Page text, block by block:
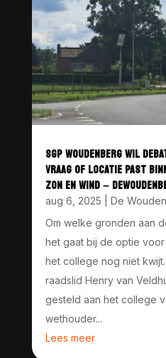
SGP WOUDENBERG WIL
VRAAG OF LOCATIE PAST
ZON EN WIND –
aug 6, 2025
De
Om welke gronden aan
het gaat bij de optie
het college nog niet kwijt.
raadslid Henry van
gesteld aan het college
wethouder...
Lees meer